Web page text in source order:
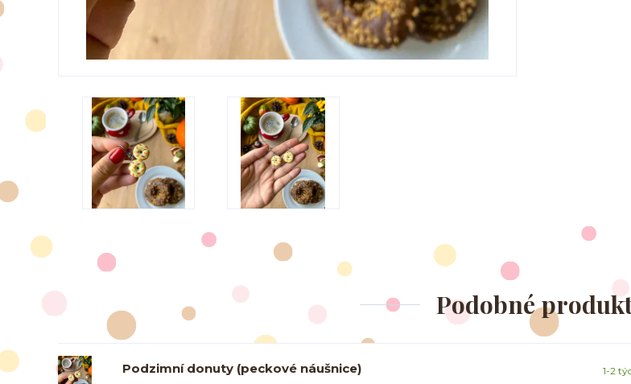
Podobné
Podzimní donuty (peckové náušnice) 1-2